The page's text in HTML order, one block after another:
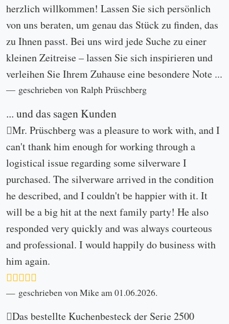
herzlich willkommen! Lassen Sie sich persönlich
von uns beraten, um genau das Stück zu finden, das
zu Ihnen passt. Bei uns wird jede Suche zu einer
kleinen Zeitreise – lassen Sie sich inspirieren und
verleihen Sie Ihrem Zuhause eine besondere Note ...
geschrieben von Ralph Prüschberg
... und das sagen Kunden
Mr. Prüschberg was a pleasure to work with, and I
can't thank him enough for working through a
logistical issue regarding some silverware I
purchased. The silverware arrived in the condition
he described, and I couldn't be happier with it. It
will be a big hit at the next family party! He also
responded very quickly and was always courteous
and professional. I would happily do business with
him again.
geschrieben von Mike am 01.06.2026.
Das bestellte Kuchenbesteck der Serie 2500